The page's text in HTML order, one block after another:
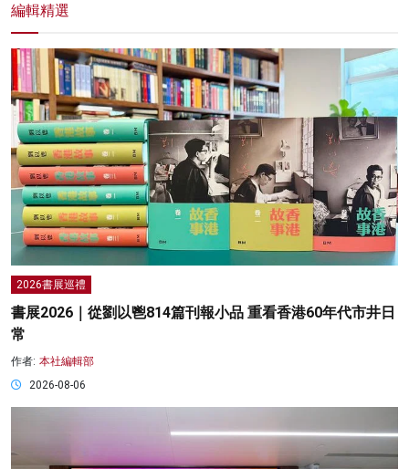
編輯精選
2026書展巡禮
書展2026｜從劉以鬯814篇刊報小品 重看香港60年代市井日
常
作者: 本社編輯部
2026-08-06